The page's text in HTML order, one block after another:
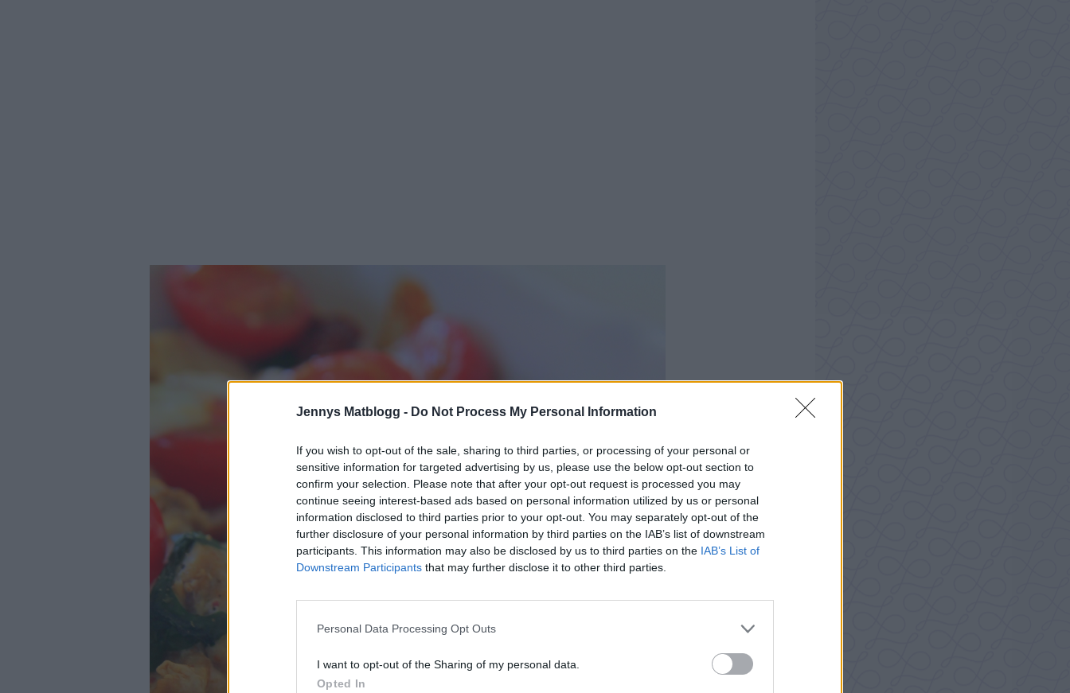
Jennys Matblogg - Do Not Process My Personal Information
If you wish to opt-out of the sale, sharing to third parties, or processing of your personal or
sensitive information for targeted advertising by us, please use the below opt-out section to
confirm your selection. Please note that after your opt-out request is processed you may
continue seeing interest-based ads based on personal information utilized by us or personal
information disclosed to third parties prior to your opt-out. You may separately opt-out of the
further disclosure of your personal information by third parties on the IAB’s list of downstream
participants. This information may also be disclosed by us to third parties on the IAB’s List of
Downstream Participants that may further disclose it to other third parties.
Personal Data Processing Opt Outs
I want to opt-out of the Sharing of my personal data.
Opted In